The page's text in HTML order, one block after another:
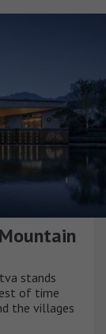
stands
of time
the villages